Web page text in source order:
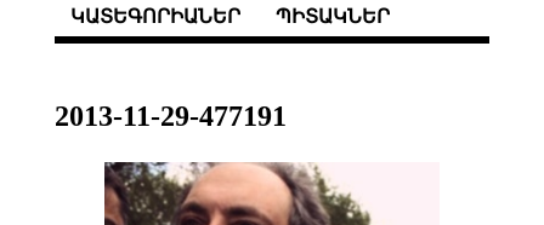
ԿԱՏԵԳՈՐԻԱՆԵՐ ՊԻՏԱԿՆԵՐ
2013-11-29-477191